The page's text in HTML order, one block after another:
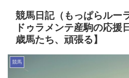
競馬日記（もっぱらルー
ドゥラメンテ産駒の応
歳馬たち、頑張る】
競馬